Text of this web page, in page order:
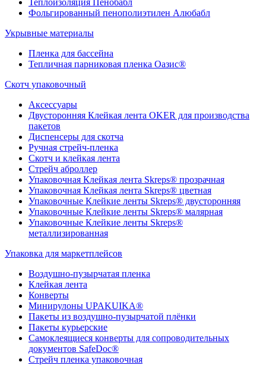
Фольгированный пенополиэтилен Алюбабл
Укрывные материалы
Пленка для бассейна
Тепличная парниковая пленка Оазис®
Скотч упаковочный
Аксессуары
Двусторонняя Клейкая лента OKER для производства
пакетов
Диспенсеры для скотча
Ручная стрейч-пленка
Скотч и клейкая лента
Стрейч аброллер
Упаковочная Клейкая лента Skreps® прозрачная
Упаковочная Клейкая лента Skreps® цветная
Упаковочные Клейкие ленты Skreps® двусторонняя
Упаковочные Клейкие ленты Skreps® малярная
Упаковочные Клейкие ленты Skreps®
металлизированная
Упаковка для маркетплейсов
Воздушно-пузырчатая пленка
Клейкая лента
Конверты
Минирулоны UPAKUIKA®
Пакеты из воздушно-пузырчатой плёнки
Пакеты курьерские
Самоклеящиеся конверты для сопроводительных
документов SafeDoc®
Стрейч пленка упаковочная